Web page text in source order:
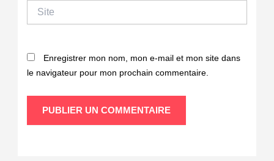
Site
Enregistrer mon nom, mon e-mail et mon site dans
le navigateur pour mon prochain commentaire.